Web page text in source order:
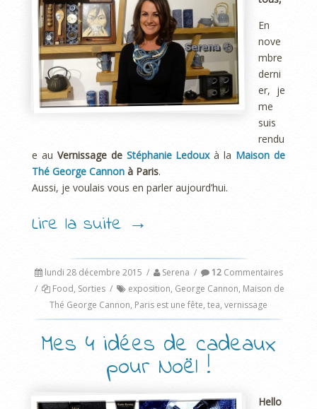
En
nove
mbre
derni
er, je
me
suis
rendu
e au Vernissage de Stéphanie Ledouxà la Maison de
Thé George Cannon à Paris.
Aussi, je voulais vous en parler aujourd’hui.
Lire la suite →
lundi 28 décembre 2015 / Serena / 12Commentaires
/
Food, Sorties / exposition, George Cannon, Maison de
Thé George Cannon, Paris est une fête, tea, vernissage
Mes 4 idées de cadeaux
pour Noël !
Hello